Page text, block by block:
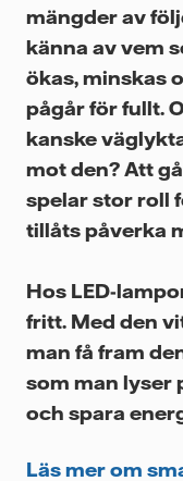
mängder av
känna av vem
ökas, minskas
pågår för fullt.
kanske
mot den? Att
spelar stor roll
tillåts påverka
Hos LED-
fritt. Med den
man få fram
som man lyser
och spara
Läs mer om